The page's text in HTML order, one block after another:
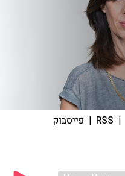
|
RSS
| פייסבוק